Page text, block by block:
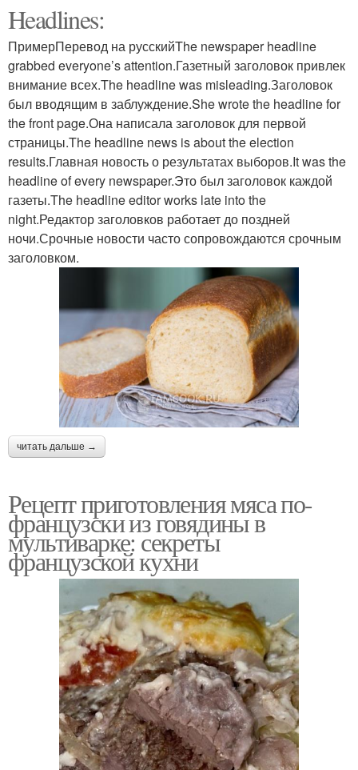
Headlines:
ПримерПеревод на русскийThe newspaper headline
grabbed everyone’s attention.Газетный заголовок привлек
внимание всех.The headline was misleading.Заголовок
был вводящим в заблуждение.She wrote the headline for
the front page.Она написала заголовок для первой
страницы.The headline news is about the election
results.Главная новость о результатах выборов.It was the
headline of every newspaper.Это был заголовок каждой
газеты.The headline editor works late into the
night.Редактор заголовков работает до поздней
ночи.Срочные новости часто сопровождаются срочным
заголовком.
читать дальше →
Рецепт приготовления мяса по-
французски из говядины в
мультиварке: секреты
французской кухни